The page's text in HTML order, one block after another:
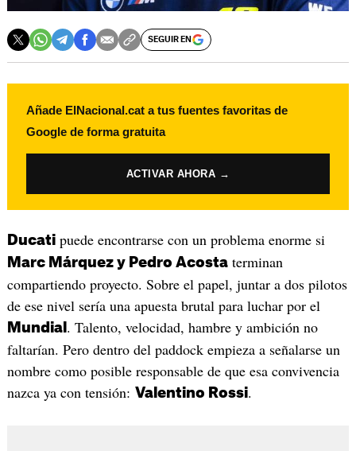
SEGUIR EN
Añade ElNacional.cat a tus fuentes favoritas de
Google de forma gratuita
ACTIVAR AHORA →
Ducatipuede encontrarse con un problema enorme si
Marc Márquez y Pedro Acostaterminan
compartiendo proyecto. Sobre el papel, juntar a dos pilotos
de ese nivel sería una apuesta brutal para luchar por el
Mundial . Talento, velocidad, hambre y ambición no
faltarían. Pero dentro del paddock empieza a señalarse un
nombre como posible responsable de que esa convivencia
nazca ya con tensión: Valentino Rossi.